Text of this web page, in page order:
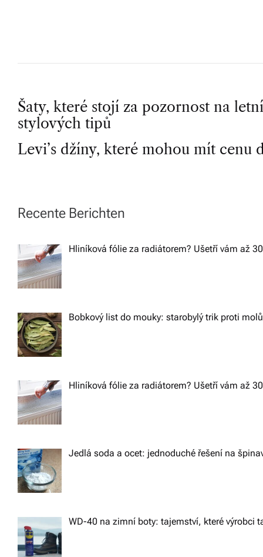
r
a.
P
o
t
n
a
v
i
g
a
t
i
o
n
Šaty, které stojí za pozornost na
stylových tipů
Levi’s džíny, které mohou mít cenu
Recente Berichten
Hliníková fólie za radiátorem? Ušetří vám až
Bobkový list do mouky: starobylý trik proti
Hliníková fólie za radiátorem? Ušetří vám až
Jedlá soda a ocet: jednoduché řešení na
WD-40 na zimní boty: tajemství, které výrobci